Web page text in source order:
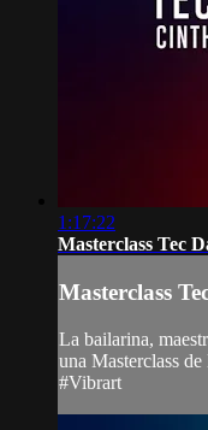
1:17:22
Masterclass Tec
Masterclass
La bailarina,
una Masterclass
#Vibrart